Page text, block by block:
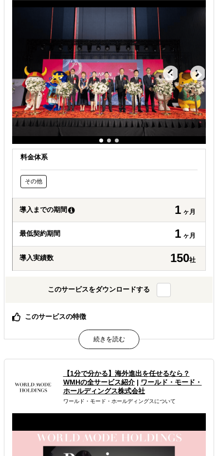
海外進出総合支援
海外市場調査・マーケティング
解決できる課題
自社商材に最適な販売方法を知りたい
許認可や規制調査など輸出／販売の準備をしたい
店舗出店のサポートをして欲しい
料金体系
その他
導入までの期間 1 ヶ月
最低契約期間 1 ヶ月
導入実績数 150社
このサービスをダウンロードする
このサービスの特徴
タイ大手財閥グループを筆頭に多くの有力バイヤーが参
加！
バイヤーとの商談確率を上げるビジネスマッチングを実
施！
属するジャンル
解決できる課題
【1分で分かる】海外進出を任せるなら？
WMHの全サービス紹介| ワールド・モード・
ホールディングス株式会社
ワールド・モード・ホールディングスについて